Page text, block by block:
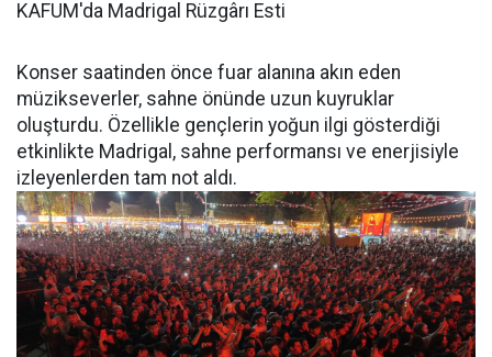
KAFUM'da Madrigal Rüzgârı Esti
Konser saatinden önce fuar alanına akın eden
müzikseverler, sahne önünde uzun kuyruklar
oluşturdu. Özellikle gençlerin yoğun ilgi gösterdiği
etkinlikte Madrigal, sahne performansı ve enerjisiyle
izleyenlerden tam not aldı.